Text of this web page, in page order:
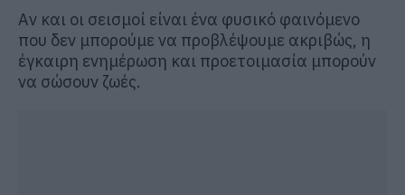
Αν και οι σεισμοί είναι ένα φυσικό φαινόμενο
που δεν μπορούμε να προβλέψουμε ακριβώς, η
έγκαιρη ενημέρωση και προετοιμασία μπορούν
να σώσουν ζωές.